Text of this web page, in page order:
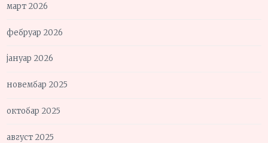
март 2026
фебруар 2026
јануар 2026
новембар 2025
октобар 2025
август 2025